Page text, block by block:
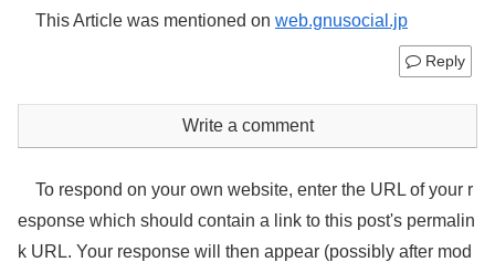
This Article was mentioned on web.gnusocial.jp
Reply
Write a comment
To respond on your own website, enter the URL of your r
esponse which should contain a link to this post's permalin
k URL. Your response will then appear (possibly after mod